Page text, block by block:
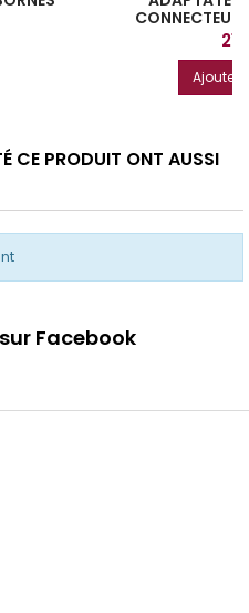
CONNECTEUR
Prix
Ajouter
CE PRODUIT ONT AUSSI
Facebook